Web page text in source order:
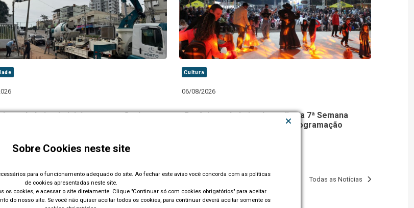
de Lajeado inicia construção de
Cultura
06/08/2026
Prefeitura de Lajeado realiza a 7ª Semana
Farroupilha com 10 dias de programação
Carregar Mais Notícias Todas as Notícias
Sobre Cookies neste site
para o funcionamento adequado do site. Ao fechar este aviso você concorda com as políticas
de cookies apresentadas neste site.
os cookies, e acessar o site diretamente. Clique "Continuar só com cookies obrigatórios" para aceitar
do nosso site. Se você não quiser aceitar todos os cookies, para continuar deverá aceitar somente os